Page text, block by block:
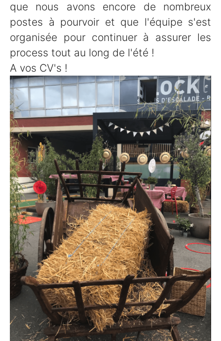
que nous avons encore de nombreux
postes à pourvoir et que l'équipe s'est
organisée pour continuer à assurer les
process tout au long de l'été !
A vos CV's !